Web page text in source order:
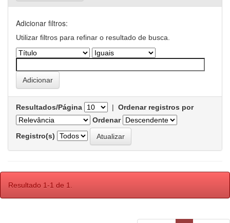
Adicionar filtros:
Utilizar filtros para refinar o resultado de busca.
Resultados/Página | Ordenar registros por
Ordenar
Registro(s)
Resultado 1-1 de 1.